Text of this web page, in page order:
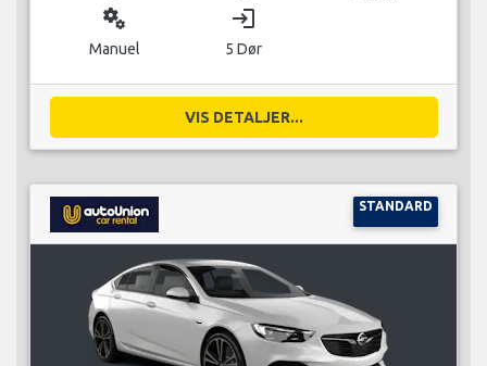
miscellaneous_services
Manuel
login
5 Dør
VIS DETALJER...
STANDARD